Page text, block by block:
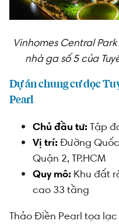
Vinhomes Central
nhà ga số 5 của
Dự án chung cư dọc
Pearl
Chủ đầu tư: Tập
Vị trí: Đường
Quận 2, TP.HCM
Quy mô: Khu đất
cao 33 tầng
Thảo Điền Pearl tọa